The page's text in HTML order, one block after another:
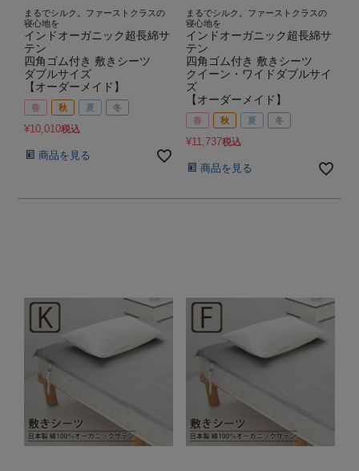
まるでシルク。ファーストクラスの
寝心地を
インドオーガニック超長綿サ
テン
四角ゴム付き 敷きシーツ
ダブルサイズ
【オーダーメイド】
春 秋 夏 冬
¥10,010税込
商品を見る
まるでシルク。ファーストクラスの
寝心地を
インドオーガニック超長綿サ
テン
四角ゴム付き 敷きシーツ
クイーン・ワイドダブルサイ
ズ
【オーダーメイド】
春 秋 夏 冬
¥11,737税込
商品を見る